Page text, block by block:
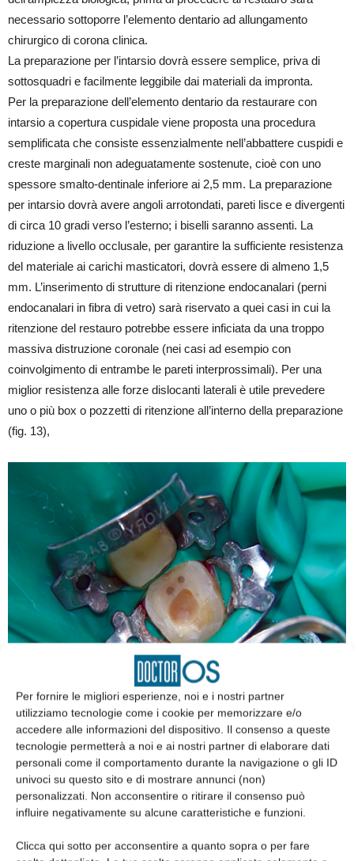
Per fornire le migliori esperienze, noi e i nostri partner
utilizziamo tecnologie come i cookie per memorizzare e/o
accedere alle informazioni del dispositivo. Il consenso a queste
tecnologie permetterà a noi e ai nostri partner di elaborare dati
personali come il comportamento durante la navigazione o gli ID
univoci su questo sito e di mostrare annunci (non)
personalizzati. Non acconsentire o ritirare il consenso può
influire negativamente su alcune caratteristiche e funzioni.
Clicca qui sotto per acconsentire a quanto sopra o per fare
necessario sottoporre l’elemento dentario ad allungamento
chirurgico di corona clinica.
La preparazione per l’intarsio dovrà essere semplice, priva di
sottosquadri e facilmente leggibile dai materiali da impronta.
Per la preparazione dell’elemento dentario da restaurare con
intarsio a copertura cuspidale viene proposta una procedura
semplificata che consiste essenzialmente nell’abbattere cuspidi e
creste marginali non adeguatamente sostenute, cioè con uno
spessore smalto-dentinale inferiore ai 2,5 mm. La preparazione
per intarsio dovrà avere angoli arrotondati, pareti lisce e divergenti
di circa 10 gradi verso l’esterno; i biselli saranno assenti. La
riduzione a livello occlusale, per garantire la sufficiente resistenza
del materiale ai carichi masticatori, dovrà essere di almeno 1,5
mm. L’inserimento di strutture di ritenzione endocanalari (perni
endocanalari in fibra di vetro) sarà riservato a quei casi in cui la
ritenzione del restauro potrebbe essere inficiata da una troppo
massiva distruzione coronale (nei casi ad esempio con
coinvolgimento di entrambe le pareti interprossimali). Per una
miglior resistenza alle forze dislocanti laterali è utile prevedere
uno o più box o pozzetti di ritenzione all’interno della preparazione
(fig. 13),
Fig. 13
Preparazione per intarsio overlay.
tali strutture consentiranno anche un più facile posizionamento del
manufatto sulla preparazione effettuata. Il fatto che la
preparazione sia totalmente sopragengivale facilita grandemente il
precisione del manufatto e infine la rimozione degli eccessi di